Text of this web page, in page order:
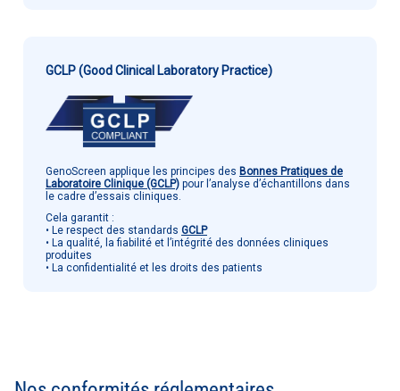
GCLP (Good Clinical Laboratory Practice)
GenoScreen applique les principes des Bonnes Pratiques de
Laboratoire Clinique (GCLP) pour l’analyse d’échantillons dans
le cadre d’essais cliniques.
Cela garantit :
• Le respect des standards GCLP
• La qualité, la fiabilité et l’intégrité des données cliniques
produites
• La confidentialité et les droits des patients